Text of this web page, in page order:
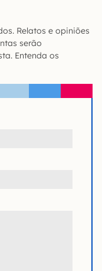
Relatos e opiniões
serão
Entenda os